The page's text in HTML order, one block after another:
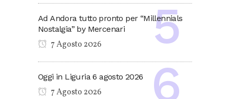
Ad Andora tutto pronto per “Millennials
Nostalgia” by Mercenari
7 Agosto 2026
Oggi in Liguria 6 agosto 2026
7 Agosto 2026